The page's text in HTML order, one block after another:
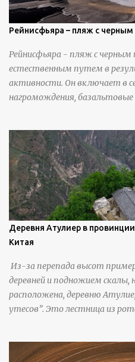
Рейнисфьяра – пляж с
Рейнисфьяра - пляж с черным
естественным путем в
активности. Он включает в
нагромождения,
Деревня Атулиер в
Китая
Из-за перепада высот
деревней и подножием скалы,
расположена, деревню
утесов”. Это лестница из
стальными лестницами с